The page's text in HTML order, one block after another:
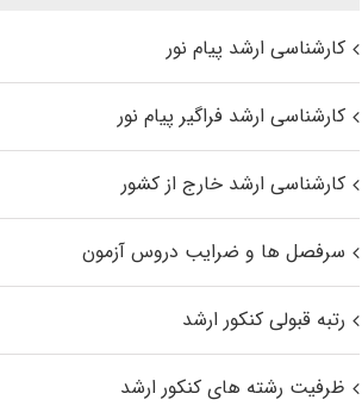
کارشناسی ارشد پیام نور
کارشناسی ارشد فراگیر پیام نور
کارشناسی ارشد خارج از کشور
سرفصل ها و ضرایب دروس آزمون
رتبه قبولی کنکور ارشد
ظرفیت رشته های کنکور ارشد